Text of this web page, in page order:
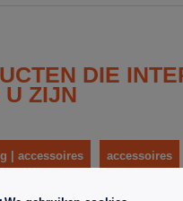
DIE
U ZIJN
| accessoires accessoires
towel city